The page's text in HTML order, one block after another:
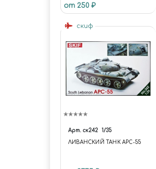
от 250 ₽
скиф
Арт. ск242 1/35
ЛИВАНСКИЙ ТАНК APC-55